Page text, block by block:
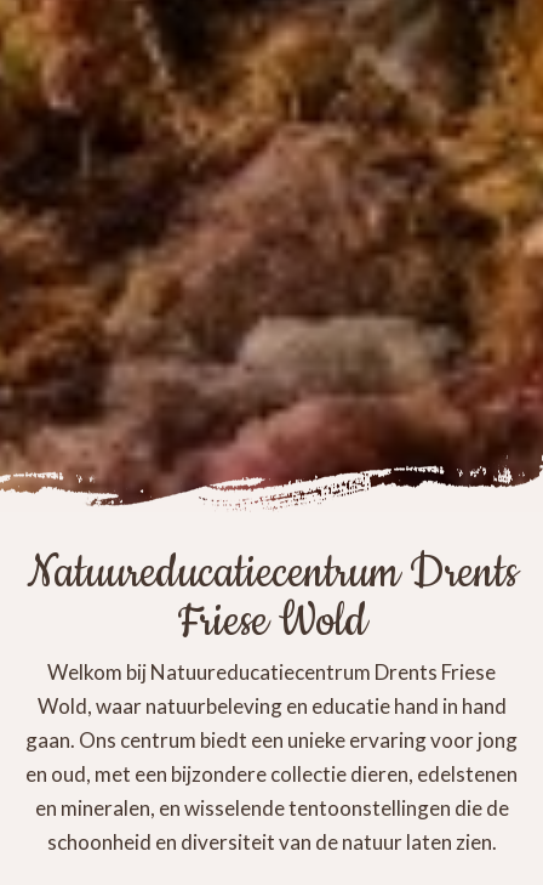
Natuureducatiecentrum Drents
Friese Wold
Welkom bij Natuureducatiecentrum Drents Friese
Wold, waar natuurbeleving en educatie hand in hand
gaan. Ons centrum biedt een unieke ervaring voor jong
en oud, met een bijzondere collectie dieren, edelstenen
en mineralen, en wisselende tentoonstellingen die de
schoonheid en diversiteit van de natuur laten zien.